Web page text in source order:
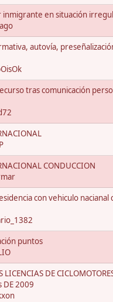
inmigrante en situación
autovía,
tras comunicación
CONDUCCION
con vehiculo nacianal
puntos
LICENCIAS DE
DE 2009